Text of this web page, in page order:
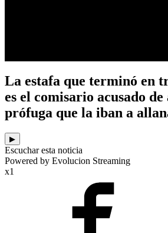
La estafa que terminó en
es el comisario acusado
prófuga que la iban a
▶
Escuchar esta noticia
Powered by Evolucion Streaming
x1